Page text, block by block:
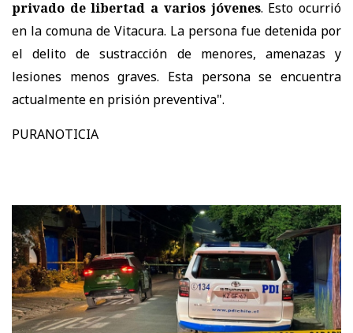
privado de libertad a varios jóvenes. Esto ocurrió
en la comuna de Vitacura. La persona fue detenida por
el delito de sustracción de menores, amenazas y
lesiones menos graves. Esta persona se encuentra
actualmente en prisión preventiva".
PURANOTICIA